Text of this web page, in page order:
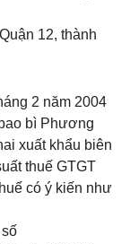
12, thành
2 năm 2004
bì Phương
xuất khẩu biên
thuế GTGT
có ý kiến như